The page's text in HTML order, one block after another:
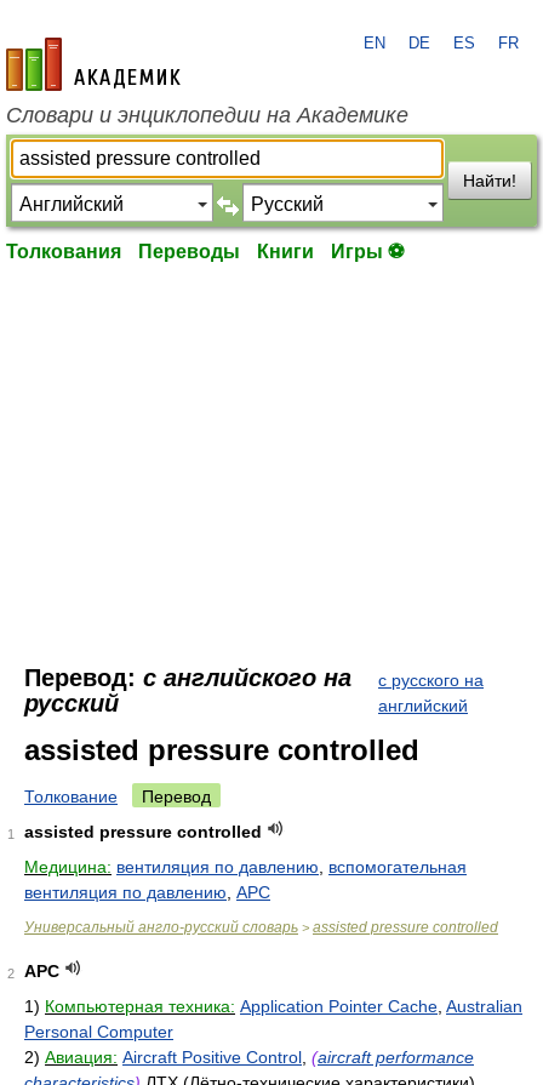
academic.ru
EN DE ES FR
Словари и энциклопедии на Академике
Найти!
Толкования Переводы Книги Игры ⚽
Перевод: с английского на
русский
с русского на
английский
assisted pressure controlled
Толкование Перевод
1
assisted pressure controlled
Медицина: вентиляция по давлению
вспомогательная
вентиляция по давлению APC
Универсальный англо-русский словарь > assisted pressure controlled
2
APC
1) Компьютерная техника: Application Pointer Cache Australian
Personal Computer
2) Авиация: Aircraft Positive Control (aircraft performance